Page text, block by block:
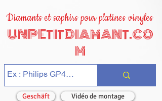
Diamants et saphirs pour platines vinyles
UNPETITDIAMANT.CO
M
Geschäft Vidéo de montage